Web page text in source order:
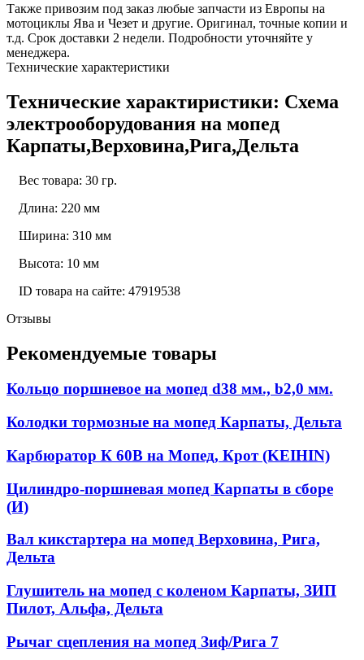
Также привозим под заказ любые запчасти из Европы на
мотоциклы Ява и Чезет и другие. Оригинал, точные копии и
т.д. Срок доставки 2 недели. Подробности уточняйте у
менеджера.
Технические характеристики
Технические характиристики: Схема
электрооборудования на мопед
Карпаты,Верховина,Рига,Дельта
Вес товара: 30 гр.
Длина: 220 мм
Ширина: 310 мм
Высота: 10 мм
ID товара на сайте: 47919538
Отзывы
Рекомендуемые товары
Кольцо поршневое на мопед d38 мм., b2,0 мм.
Колодки тормозные на мопед Карпаты, Дельта
Карбюратор К 60В на Мопед, Крот (KEIHIN)
Цилиндро-поршневая мопед Карпаты в сборе
(И)
Вал кикстартера на мопед Верховина, Рига,
Дельта
Глушитель на мопед с коленом Карпаты, ЗИП
Пилот, Альфа, Дельта
Рычаг сцепления на мопед Зиф/Рига 7